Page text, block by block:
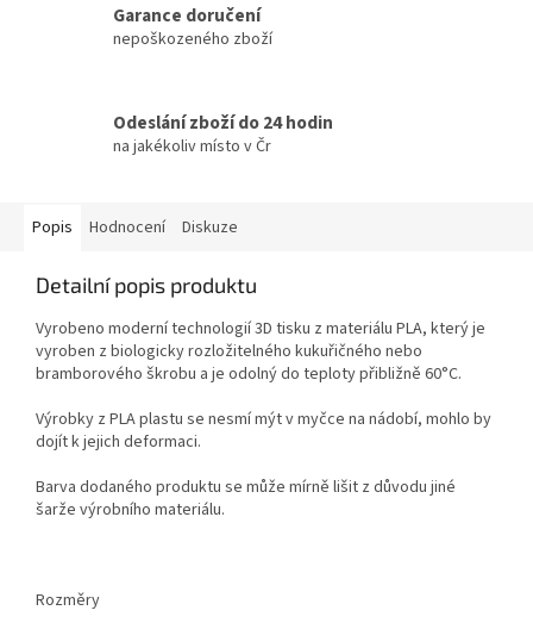
Garance doručení
nepoškozeného zboží
Odeslání zboží do 24 hodin
na jakékoliv místo v Čr
Popis Hodnocení Diskuze
Detailní popis produktu
Vyrobeno moderní technologií 3D tisku z materiálu PLA, který je
vyroben z biologicky rozložitelného kukuřičného nebo
bramborového škrobu a je odolný do teploty přibližně 60°C.
Výrobky z PLA plastu se nesmí mýt v myčce na nádobí, mohlo by
dojít k jejich deformaci.
Barva dodaného produktu se může mírně lišit z důvodu jiné
šarže výrobního materiálu.
Rozměry